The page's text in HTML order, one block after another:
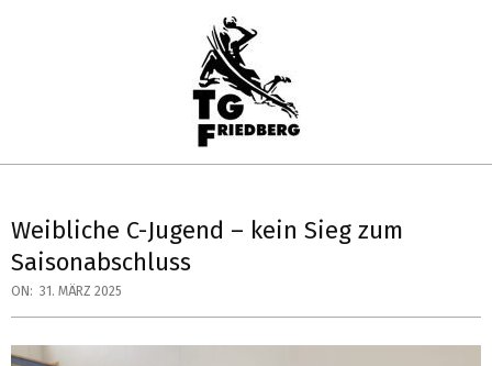
TG
HANDBALL
Menu
Weibliche C-Jugend – kein Sieg zum
Saisonabschluss
ON: 31. MÄRZ 2025